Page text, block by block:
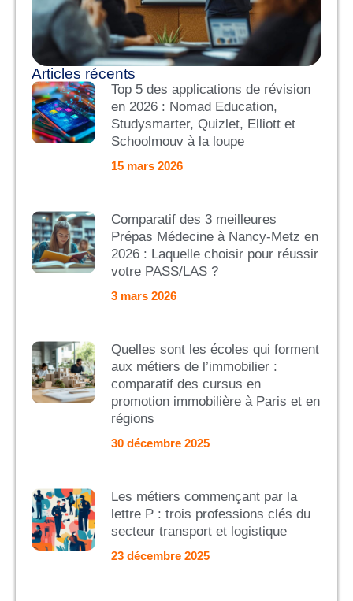
Articles récents
Top 5 des applications de révision
en 2026 : Nomad Education,
Studysmarter, Quizlet, Elliott et
Schoolmouv à la loupe
15 mars 2026
Comparatif des 3 meilleures
Prépas Médecine à Nancy-Metz en
2026 : Laquelle choisir pour réussir
votre PASS/LAS ?
3 mars 2026
Quelles sont les écoles qui forment
aux métiers de l’immobilier :
comparatif des cursus en
promotion immobilière à Paris et en
régions
30 décembre 2025
Les métiers commençant par la
lettre P : trois professions clés du
secteur transport et logistique
23 décembre 2025